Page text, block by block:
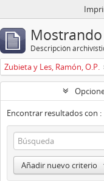
Descripción
Zubieta y Les, Ramón, O.P.
Encontrar resultados con :
Añadir nuevo criterio